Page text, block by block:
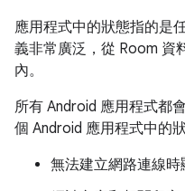
應用程式中的狀態指的是
義非常廣泛，從 Room 資
內。
所有 Android 應用程式都
個 Android 應用程式中的
無法建立網路連線時